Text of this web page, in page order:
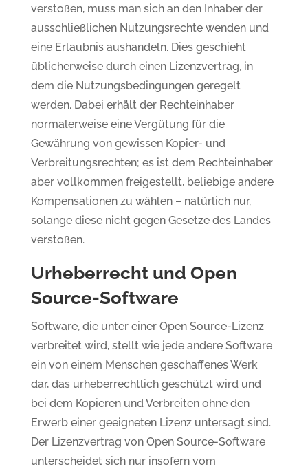
verstoßen, muss man sich an den Inhaber der
ausschließlichen Nutzungsrechte wenden und
eine Erlaubnis aushandeln. Dies geschieht
üblicherweise durch einen Lizenzvertrag, in
dem die Nutzungsbedingungen geregelt
werden. Dabei erhält der Rechteinhaber
normalerweise eine Vergütung für die
Gewährung von gewissen Kopier- und
Verbreitungsrechten; es ist dem Rechteinhaber
aber vollkommen freigestellt, beliebige andere
Kompensationen zu wählen – natürlich nur,
solange diese nicht gegen Gesetze des Landes
verstoßen.
Urheberrecht und Open
Source-Software
Software, die unter einer Open Source-Lizenz
verbreitet wird, stellt wie jede andere Software
ein von einem Menschen geschaffenes Werk
dar, das urheberrechtlich geschützt wird und
bei dem Kopieren und Verbreiten ohne den
Erwerb einer geeigneten Lizenz untersagt sind.
Der Lizenzvertrag von Open Source-Software
unterscheidet sich nur insofern vom